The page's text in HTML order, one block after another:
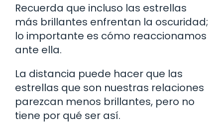
Recuerda que incluso las estrellas
más brillantes enfrentan la oscuridad;
lo importante es cómo reaccionamos
ante ella.
La distancia puede hacer que las
estrellas que son nuestras relaciones
parezcan menos brillantes, pero no
tiene por qué ser así.